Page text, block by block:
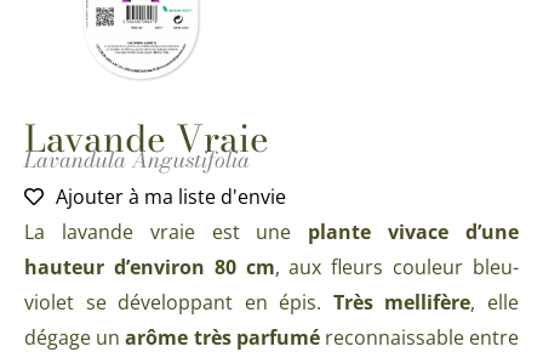
Lavande Vraie
Lavandula Angustifolia
Ajouter à ma liste d'envie
La lavande vraie est une plante vivace d’une
hauteur d’environ 80 cm, aux fleurs couleur bleu-
violet se développant en épis. Très mellifère, elle
dégage unarôme très parfuméreconnaissable entre